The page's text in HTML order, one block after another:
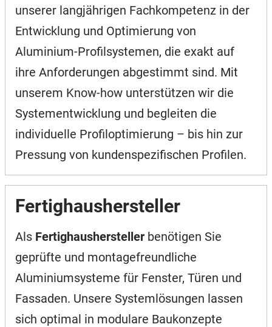
unserer langjährigen Fachkompetenz in der
Entwicklung und Optimierung von
Aluminium-Profilsystemen, die exakt auf
ihre Anforderungen abgestimmt sind. Mit
unserem Know-how unterstützen wir die
Systementwicklung und begleiten die
individuelle Profiloptimierung – bis hin zur
Pressung von kundenspezifischen Profilen.
Fertighaushersteller
Als Fertighaushersteller benötigen Sie
geprüfte und montagefreundliche
Aluminiumsysteme für Fenster, Türen und
Fassaden. Unsere Systemlösungen lassen
sich optimal in modulare Baukonzepte